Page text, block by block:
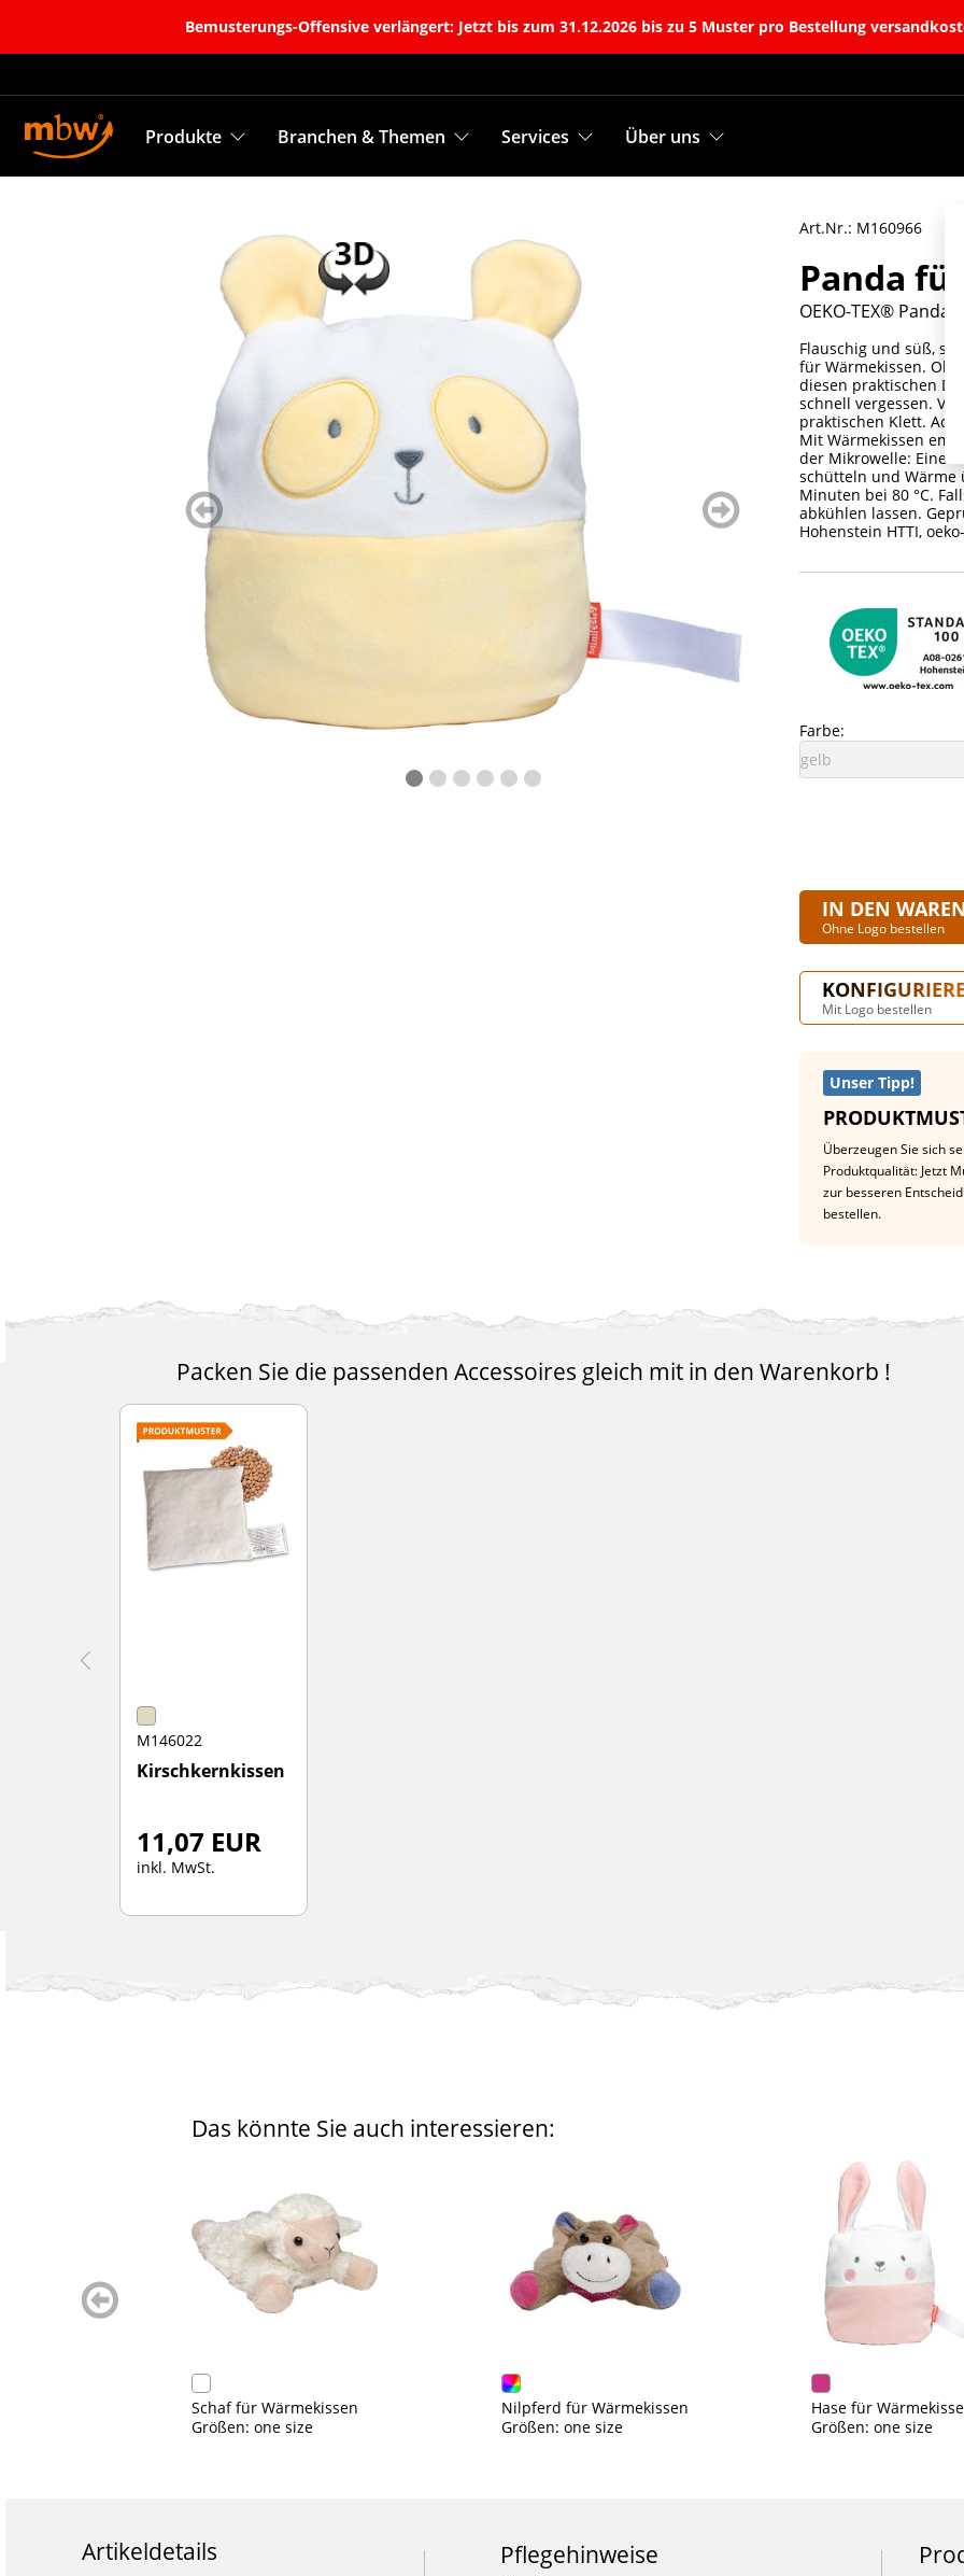
Bemusterungs-Offensive verlängert: Jetzt bis zum 31.12.2026 bis zu 5 Muster pro Bestellung
Produkte Branchen & Themen Services Über uns
zurück
blättern
weiter
blättern
Art.Nr.: M160966
Panda
OEKO-TEX® Panda
Flauschig und süß, so
für Wärmekissen. Ob
diesen praktischen
schnell vergessen.
praktischen Klett.
Mit Wärmekissen
der Mikrowelle: Eine
schütteln und Wärme
Minuten bei 80 °C.
abkühlen lassen.
Hohenstein HTTI,
Farbe:
IN DEN
Ohne Logo bestellen
Mit Logo bestellen
Unser Tipp!
Überzeugen Sie sich
Produktqualität: Jetzt
zur besseren
bestellen.
Packen Sie die passenden Accessoires gleich mit in den Warenkorb !
M146022
Kirschkernkissen
11,07 EUR
inkl. MwSt.
Das könnte Sie auch interessieren:
Schaf für Wärmekissen
Größen: one size
Nilpferd für Wärmekissen
Größen: one size
Hase für
Größen: one size
zurück
blättern
Artikeldetails Pflegehinweise